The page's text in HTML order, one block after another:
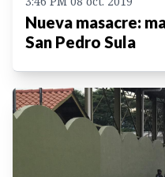
Nueva masacre:
San Pedro Sula